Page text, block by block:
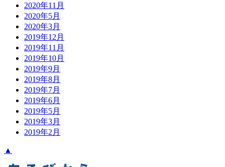
2020年11月
2020年5月
2020年3月
2019年12月
2019年11月
2019年10月
2019年9月
2019年8月
2019年7月
2019年6月
2019年5月
2019年3月
2019年2月
▲